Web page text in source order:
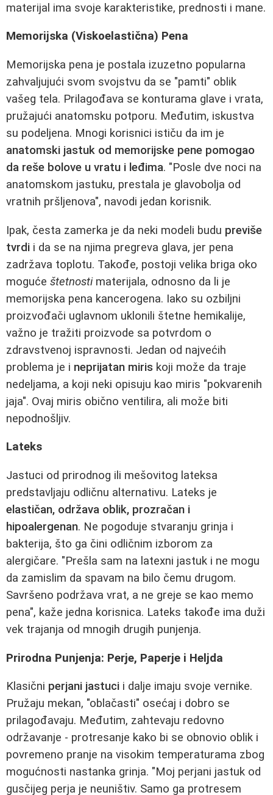
materijal ima svoje karakteristike, prednosti i mane.
Memorijska (Viskoelastična) Pena
Memorijska pena je postala izuzetno popularna
zahvaljujući svom svojstvu da se "pamti" oblik
vašeg tela. Prilagođava se konturama glave i vrata,
pružajući anatomsku potporu. Međutim, iskustva
su podeljena. Mnogi korisnici ističu da im je
anatomski jastuk od memorijske pene pomogao
da reše bolove u vratu i leđima. "Posle dve noci na
anatomskom jastuku, prestala je glavobolja od
vratnih pršljenova", navodi jedan korisnik.
Ipak, česta zamerka je da neki modeli budu previše
tvrdi i da se na njima pregreva glava, jer pena
zadržava toplotu. Takođe, postoji velika briga oko
moguće štetnostimaterijala, odnosno da li je
memorijska pena kancerogena. Iako su ozbiljni
proizvođači uglavnom uklonili štetne hemikalije,
važno je tražiti proizvode sa potvrdom o
zdravstvenoj ispravnosti. Jedan od najvećih
problema je i neprijatan miris koji može da traje
nedeljama, a koji neki opisuju kao miris "pokvarenih
jaja". Ovaj miris obično ventilira, ali može biti
nepodnošljiv.
Lateks
Jastuci od prirodnog ili mešovitog lateksa
predstavljaju odličnu alternativu. Lateks je
elastičan, održava oblik, prozračan i
hipoalergenan. Ne pogoduje stvaranju grinja i
bakterija, što ga čini odličnim izborom za
alergičare. "Prešla sam na latexni jastuk i ne mogu
da zamislim da spavam na bilo čemu drugom.
Savršeno podržava vrat, a ne greje se kao memo
pena", kaže jedna korisnica. Lateks takođe ima duži
vek trajanja od mnogih drugih punjenja.
Prirodna Punjenja: Perje, Paperje i Heljda
Klasični perjani jastuci i dalje imaju svoje vernike.
Pružaju mekan, "oblačasti" osećaj i dobro se
prilagođavaju. Međutim, zahtevaju redovno
održavanje - protresanje kako bi se obnovio oblik i
povremeno pranje na visokim temperaturama zbog
mogućnosti nastanka grinja. "Moj perjani jastuk od
gusčijeg perja je neuništiv. Samo ga protresem